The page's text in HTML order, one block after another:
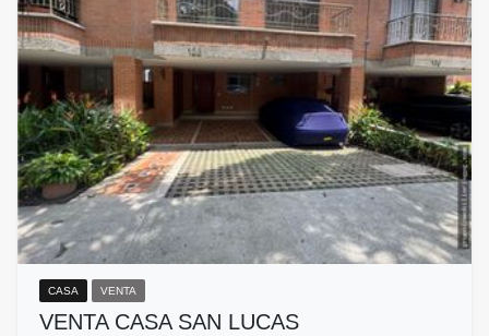
CASA VENTA
VENTA CASA SAN LUCAS